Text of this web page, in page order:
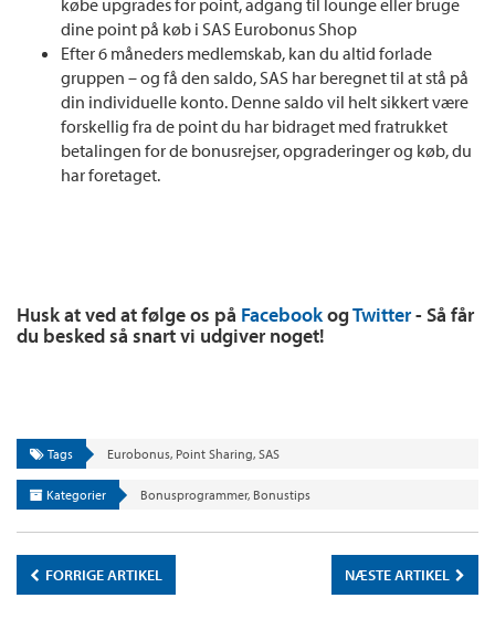
dine point på køb i SAS Eurobonus Shop
Efter 6 måneders medlemskab, kan du altid forlade
gruppen – og få den saldo, SAS har beregnet til at stå på
din individuelle konto. Denne saldo vil helt sikkert være
forskellig fra de point du har bidraget med fratrukket
betalingen for de bonusrejser, opgraderinger og køb, du
har foretaget.
Husk at ved at følge os på FacebookogTwitter- Så får
du besked så snart vi udgiver noget!
Tags Eurobonus, Point Sharing, SAS
Kategorier Bonusprogrammer, Bonustips
FORRIGE ARTIKEL NÆSTE ARTIKEL